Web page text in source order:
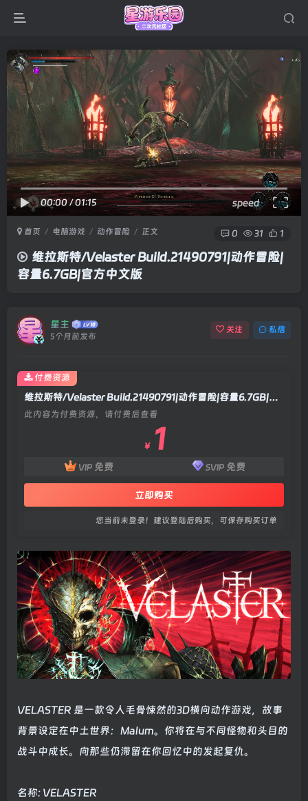
00:00/01:15 speed
首页 电脑游戏 动作冒险 正文 0 31 1
维拉斯特/Velaster Build.21490791|动作冒险|
容量6.7GB|官方中文版
星主
5个月前发布
关注 私信
维拉斯特/Velaster Build.21490791|动作冒险|容量6.7GB|官方中文版
此内容为付费资源，请付费后查看
￥ 1
VIP 免费 SVIP 免费
立即购买
您当前未登录！建议登陆后购买，可保存购买订单
付费资源
VELASTER 是一款令人毛骨悚然的3D横向动作游戏，故事
背景设定在中土世界：Malum。你将在与不同怪物和头目的
战斗中成长。向那些仍滞留在你回忆中的发起复仇。
名称: VELASTER